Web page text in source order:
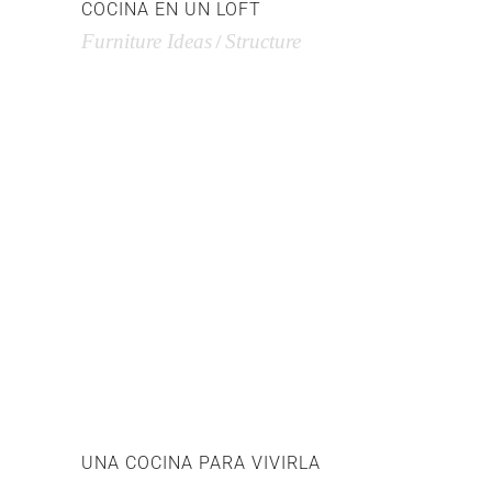
COCINA EN UN LOFT
Furniture Ideas Structure
UNA COCINA PARA VIVIRLA